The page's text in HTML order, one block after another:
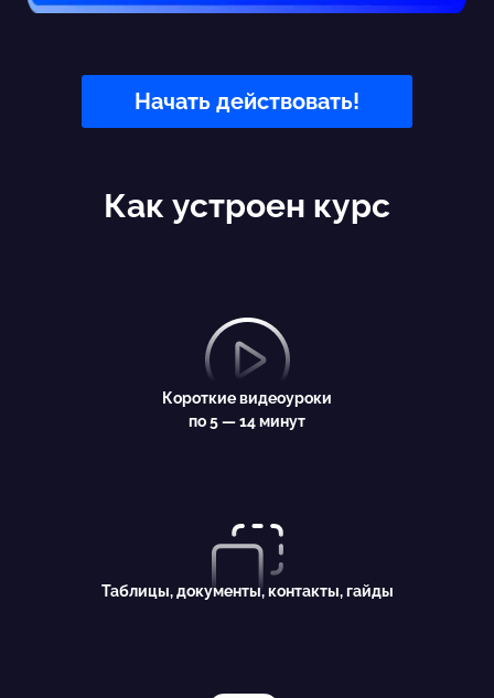
Начать действовать!
Как устроен курс
Короткие видеоуроки
по 5 — 14 минут
Таблицы, документы, контакты, гайды